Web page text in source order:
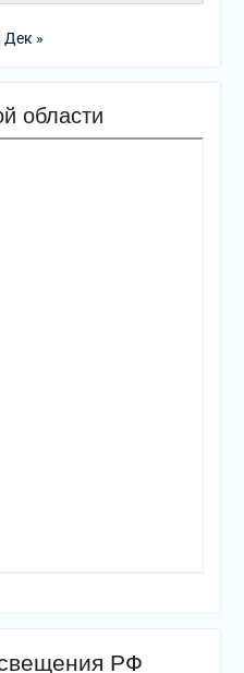
Дек »
области
РФ